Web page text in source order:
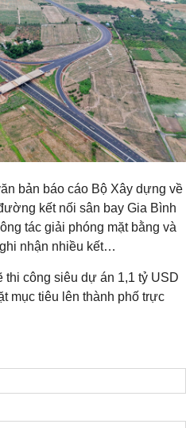
bản báo cáo Bộ Xây dựng về
kết nối sân bay Gia Bình
tác giải phóng mặt bằng và
nhận nhiều kết…
thi công siêu dự án 1,1 tỷ USD
mục tiêu lên thành phố trực